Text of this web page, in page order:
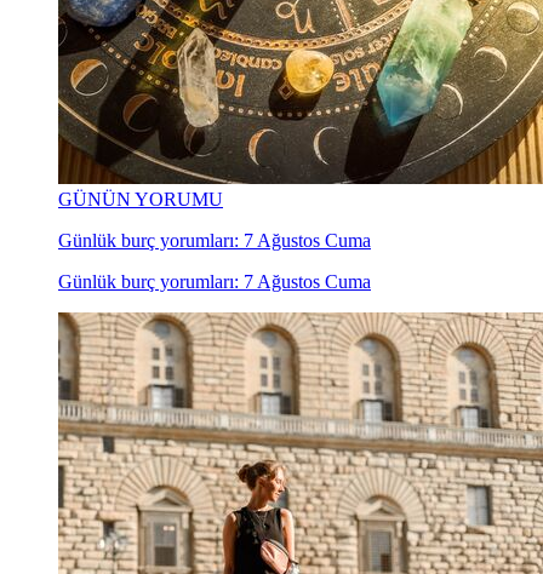
GÜNÜN YORUMU
Günlük burç yorumları: 7 Ağustos Cuma
Günlük burç yorumları: 7 Ağustos Cuma